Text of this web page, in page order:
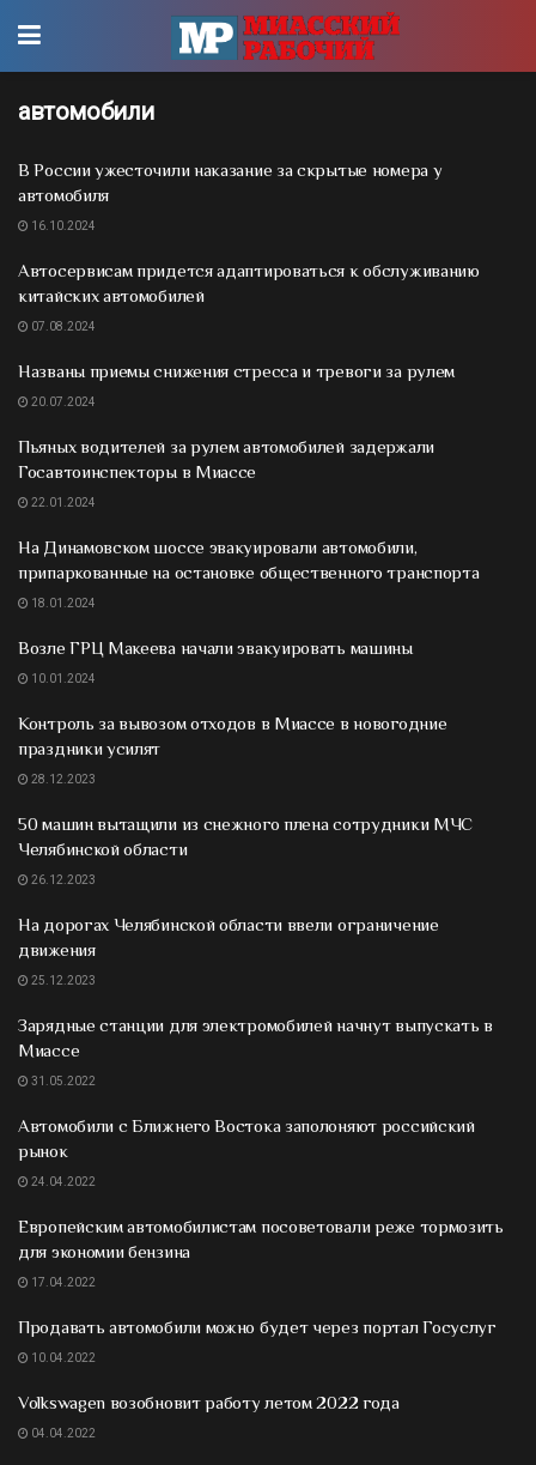
автомобили
В России ужесточили наказание за скрытые номера у
автомобиля
16.10.2024
Автосервисам придется адаптироваться к обслуживанию
китайских автомобилей
07.08.2024
Названы приемы снижения стресса и тревоги за рулем
20.07.2024
Пьяных водителей за рулем автомобилей задержали
Госавтоинспекторы в Миассе
22.01.2024
На Динамовском шоссе эвакуировали автомобили,
припаркованные на остановке общественного транспорта
18.01.2024
Возле ГРЦ Макеева начали эвакуировать машины
10.01.2024
Контроль за вывозом отходов в Миассе в новогодние
праздники усилят
28.12.2023
50 машин вытащили из снежного плена сотрудники МЧС
Челябинской области
26.12.2023
На дорогах Челябинской области ввели ограничение
движения
25.12.2023
Зарядные станции для электромобилей начнут выпускать в
Миассе
31.05.2022
Автомобили с Ближнего Востока заполоняют российский
рынок
24.04.2022
Европейским автомобилистам посоветовали реже тормозить
для экономии бензина
17.04.2022
Продавать автомобили можно будет через портал Госуслуг
10.04.2022
Volkswagen возобновит работу летом 2022 года
04.04.2022